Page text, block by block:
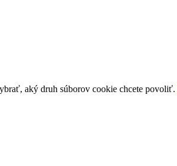
aký druh súborov cookie chcete povoliť.